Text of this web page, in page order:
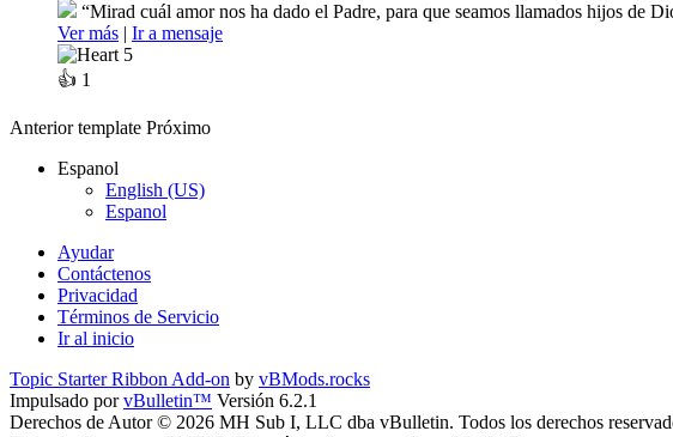
“Mirad cuál amor nos ha dado el Padre, para que seamos llamados hijos de
Ver más | Ir a mensaje
5
👍 1
Anterior template Próximo
Espanol
English (US)
Espanol
Ayudar
Contáctenos
Privacidad
Términos de Servicio
Ir al inicio
Topic Starter Ribbon Add-on by vBMods.rocks
Impulsado porvBulletin™ Versión 6.2.1
Derechos de Autor © 2026 MH Sub I, LLC dba vBulletin. Todos los derechos